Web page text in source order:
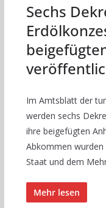
Sechs
Im Amtsblatt der
werden sechs
ihre beigefügten
Abkommen
Staat und dem
Mehr lesen